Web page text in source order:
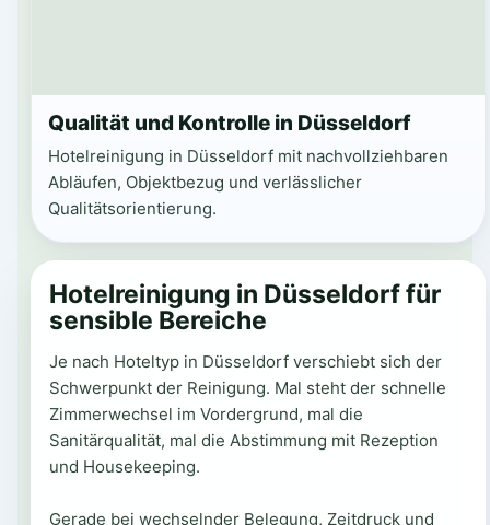
Qualität und Kontrolle in Düsseldorf
Hotelreinigung in Düsseldorf mit nachvollziehbaren
Abläufen, Objektbezug und verlässlicher
Qualitätsorientierung.
Hotelreinigung in Düsseldorf für
sensible Bereiche
Je nach Hoteltyp in Düsseldorf verschiebt sich der
Schwerpunkt der Reinigung. Mal steht der schnelle
Zimmerwechsel im Vordergrund, mal die
Sanitärqualität, mal die Abstimmung mit Rezeption
und Housekeeping.
Gerade bei wechselnder Belegung, Zeitdruck und